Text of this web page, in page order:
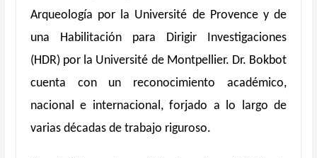
Arqueología por la Université de Provence y de
una Habilitación para Dirigir Investigaciones
(HDR) por la Université de Montpellier. Dr. Bokbot
cuenta con un reconocimiento académico,
nacional e internacional, forjado a lo largo de
varias décadas de trabajo riguroso.